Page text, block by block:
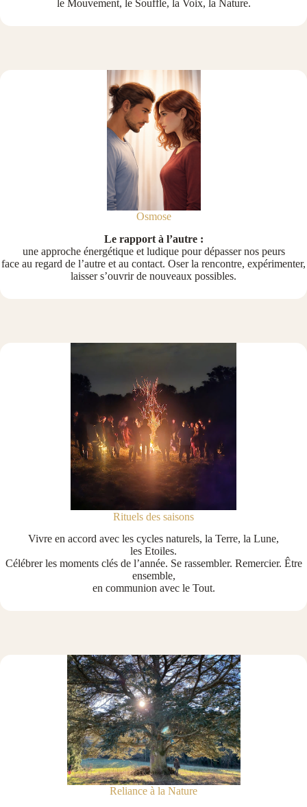
le Mouvement, le Souffle, la Voix, la Nature.
Osmose
Le rapport à l’autre :
une approche énergétique et ludique pour dépasser nos peurs
face au regard de l’autre et au contact. Oser la rencontre, expérimenter,
laisser s’ouvrir de nouveaux possibles.
Rituels des saisons
Vivre en accord avec les cycles naturels, la Terre, la Lune,
les Etoiles.
Célébrer les moments clés de l’année. Se rassembler. Remercier. Être
ensemble,
en communion avec le Tout.
Reliance à la Nature